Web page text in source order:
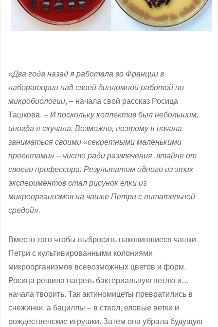
«Два года назад я работала во Франции в
лаборатории над своей дипломной работой по
микробиологии, – начала свой рассказ Росица
Ташкова. – И поскольку коллектив был небольшим,
иногда я скучала. Возможно, поэтому я начала
заниматься своими «секретными маленькими
проектами» – чисто ради развлечения, втайне от
своего профессора. Результатом одного из этих
экспериментов стал рисунок елки из
микроорганизмов на чашке Петри с питательной
средой».
Вместо того чтобы выбросить накопившиеся чашки
Петри с культивированными колониями
микроорганизмов всевозможных цветов и форм,
Росица решила нагреть бактериальную петлю и…
начала творить. Так актиномицеты превратились в
снежинки, а бациллы – в ствол, еловые ветки и
рождественские игрушки. Затем она убрала будущую